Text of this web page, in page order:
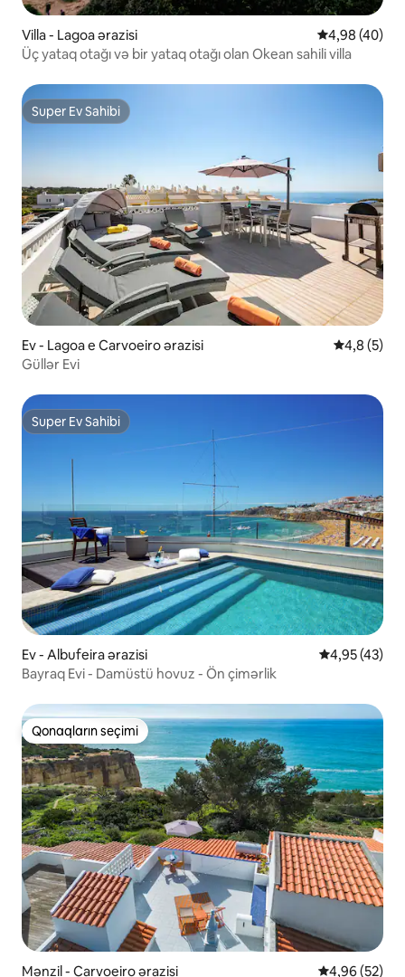
Villa - Lagoa ərazisi Ortalama
4,98 (40)
Üç yataq otağı və bir yataq otağı olan Okean sahili villa
Super Ev Sahibi
Super Ev Sahibi
Ev - Lagoa e Carvoeiro ərazisi Ortalama
4,8 (5)
Güllər Evi
Super Ev Sahibi
Super Ev Sahibi
Ev - Albufeira ərazisi Ortalama
4,95 (43)
Bayraq Evi - Damüstü hovuz - Ön çimərlik
Qonaqların seçimi
Qonaqların seçimi
Mənzil - Carvoeiro ərazisi Ortalama
4,96 (52)